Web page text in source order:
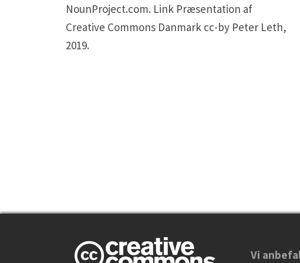
NounProject.com. Link Præsentation af
Creative Commons Danmark cc-by Peter Leth,
2019.
Vi